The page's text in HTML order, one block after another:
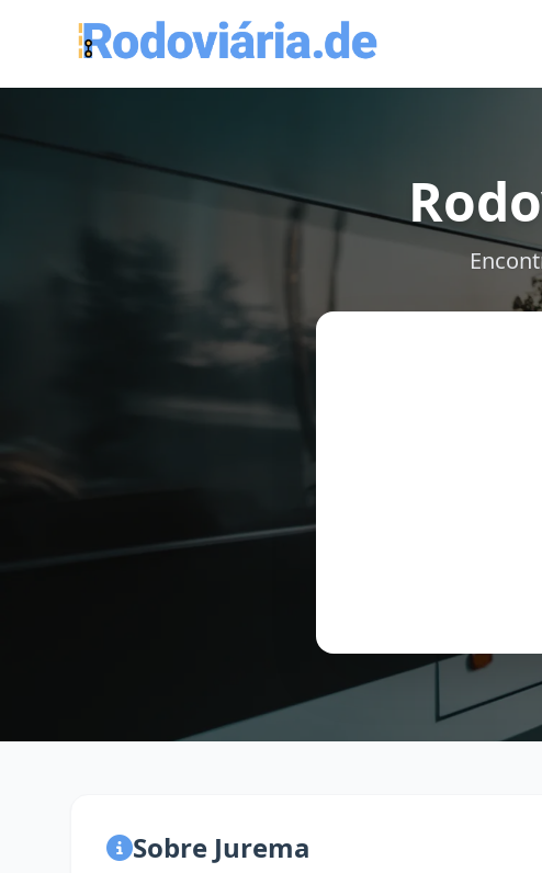
Sobre Jurema